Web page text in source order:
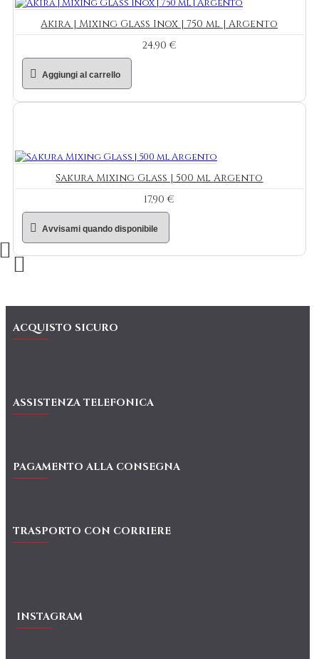
Akira | Mixing Glass Inox | 750 ml | Argento
24,90 €
Aggiungi al carrello
Sakura Mixing Glass | 500 ml Argento
17,90 €
Avvisami quando disponibile
ACQUISTO SICURO
ASSISTENZA TELEFONICA
PAGAMENTO ALLA CONSEGNA
TRASPORTO CON CORRIERE
INSTAGRAM